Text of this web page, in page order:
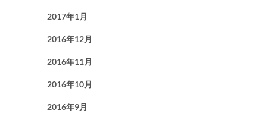
2017年1月
2016年12月
2016年11月
2016年10月
2016年9月